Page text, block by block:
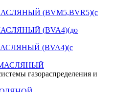
(BVM5,BVR5)(с
(BVA4)(до
(BVA4)(с
МАСЛЯНЫЙ
газораспределения и